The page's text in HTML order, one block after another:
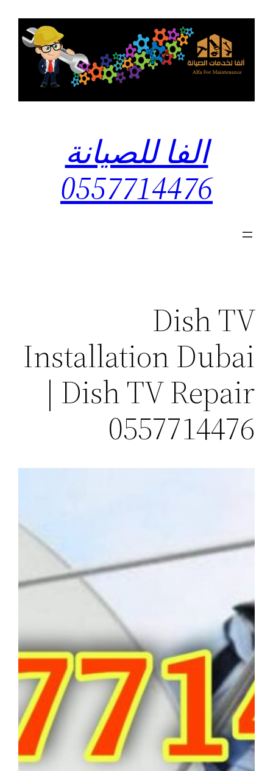
الفا للصيانة
0557714476
Dish TV
Installation Dubai
| Dish TV Repair
0557714476